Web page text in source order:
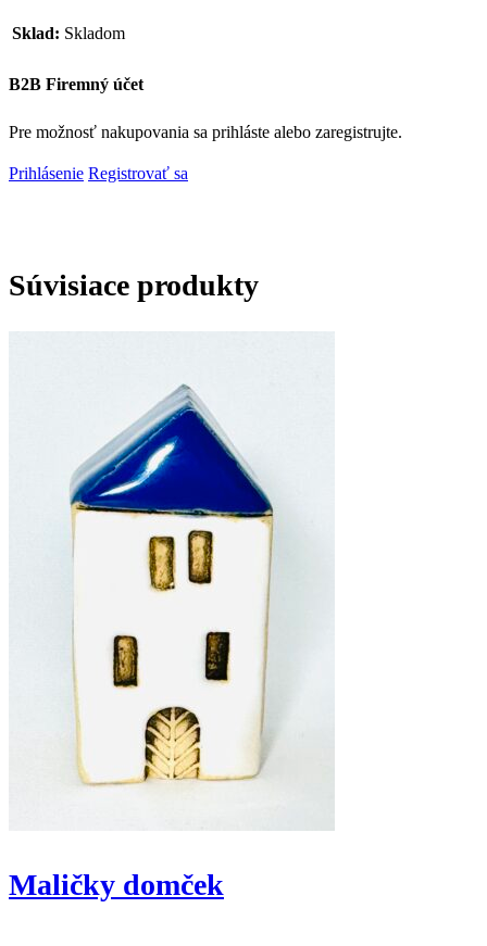
Sklad: Skladom
B2B Firemný účet
Pre možnosť nakupovania sa prihláste alebo zaregistrujte.
Prihlásenie Registrovať sa
Súvisiace produkty
Maličky domček